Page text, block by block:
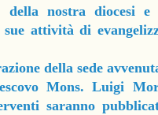
nostra diocesi e
attività di
della sede
Mons. Luigi
saranno